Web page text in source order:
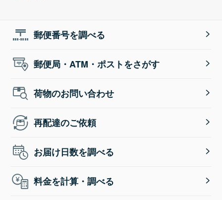
郵便番号を調べる
郵便局・ATM・ポストをさがす
荷物のお問い合わせ
再配達のご依頼
お届け日数を調べる
料金を計算・調べる